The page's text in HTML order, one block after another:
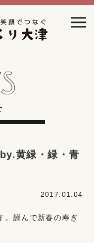
黄緑・緑・青
2017.01.04
。謹んで新春の寿ぎ